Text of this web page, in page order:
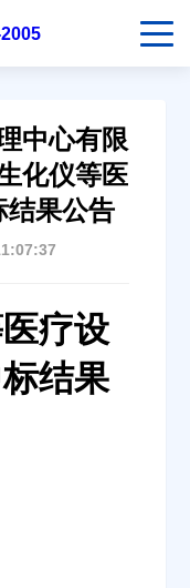
中心有限
化仪等医
结果公告
疗设
结果